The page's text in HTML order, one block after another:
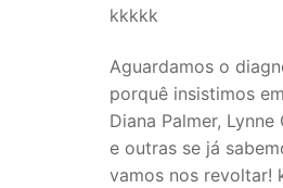
kkkkk
Aguardamos o
porquê insistimos
Diana Palmer,
e outras se já
vamos nos revoltar!